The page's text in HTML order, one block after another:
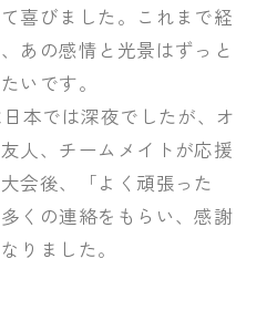
喜びました。これまで経
あの感情と光景はずっと
いです。
本では深夜でしたが、オ
人、チームメイトが応援
会後、「よく頑張った
くの連絡をもらい、感謝
りました。